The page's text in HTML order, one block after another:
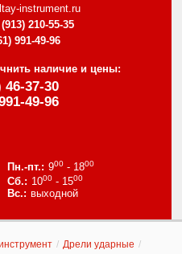
instrument.ru
210-55-35
991-49-96
наличие и цены:
46-37-30
49-96
900- 1800
1000- 1500
выходной
/ Дрели ударные /